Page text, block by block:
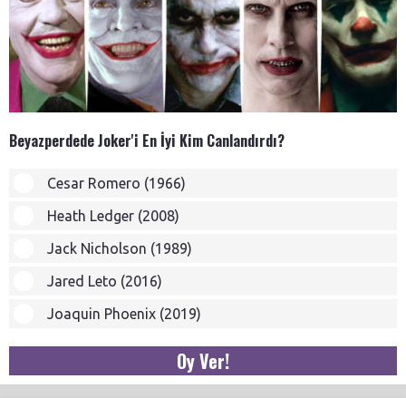
Beyazperdede Joker'i En İyi Kim Canlandırdı?
Cesar Romero (1966)
Heath Ledger (2008)
Jack Nicholson (1989)
Jared Leto (2016)
Joaquin Phoenix (2019)
Oy Ver!